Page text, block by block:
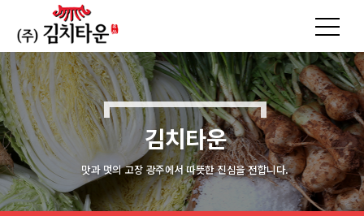
김치타운
맛과 멋의 고장 광주에서 따뜻한 진심을 전합니다.